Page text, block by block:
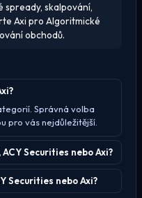
spready, skalpování,
Axi pro Algoritmické
obchodů.
Správná volba
pro vás nejdůležitější.
Securities nebo Axi?
Securities nebo Axi?